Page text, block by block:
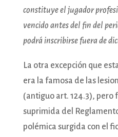
constituye el jugador
vencido antes del fin del
podrá inscribirse fuera de
La otra excepción que
era la famosa de las
(antiguo art. 124.3), pero
suprimida del
polémica surgida con el